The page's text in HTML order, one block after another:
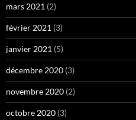
mars 2021 (2)
février 2021 (3)
janvier 2021 (5)
décembre 2020 (3)
novembre 2020 (2)
octobre 2020 (3)